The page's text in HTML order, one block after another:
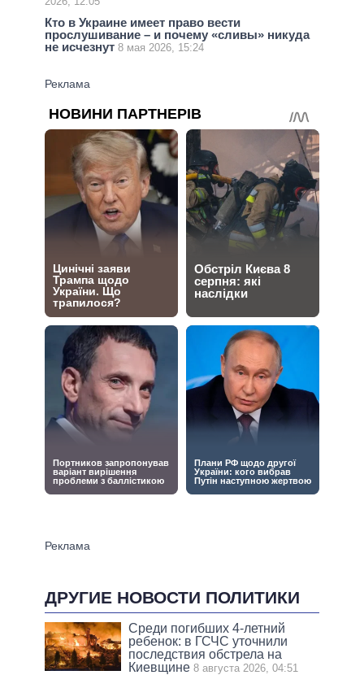
Кто в Украине имеет право вести
прослушивание – и почему «сливы» никуда
не исчезнут 8 мая 2026, 15:24
ДРУГИЕ НОВОСТИ ПОЛИТИКИ
Среди погибших 4-летний
ребенок: в ГСЧС уточнили
последствия обстрела на
Киевщине 8 августа 2026, 04:51